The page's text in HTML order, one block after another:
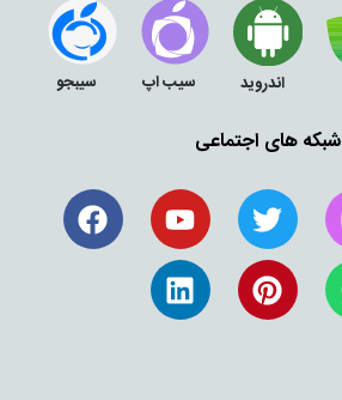
اندروید سیب اپ سیبجو
شبکه های اجتماعی